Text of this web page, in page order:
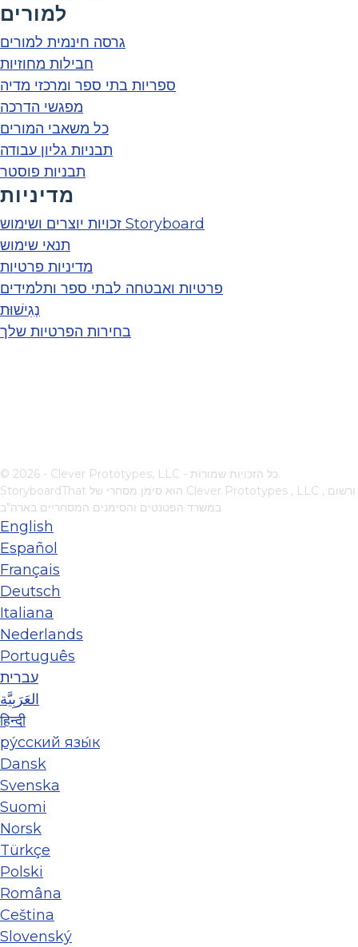
למורים
גרסה חינמית למורים
חבילות מחוזיות
ספריות בתי ספר ומרכזי מדיה
מפגשי הדרכה
כל משאבי המורים
תבניות גליון עבודה
תבניות פוסטר
מדיניות
זכויות יוצרים ושימוש Storyboard
תנאי שימוש
מדיניות פרטיות
פרטיות ואבטחה לבתי ספר ותלמידים
נְגִישׁוּת
בחירות הפרטיות שלך
Clever Prototypes , LLC , ורשום
במשרד הפטנטים והסימנים המסחריים בארה"ב
English
Español
Français
Deutsch
Italiana
Nederlands
Português
עברית
العَرَبِيَّة
हिन्दी
ру́сский язы́к
Dansk
Svenska
Suomi
Norsk
Türkçe
Polski
Româna
Ceština
Slovenský